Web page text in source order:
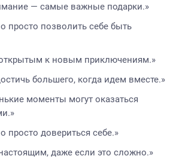
— самые важные подарки.»
просто позволить себе быть
открытым к новым приключениям.»
большего, когда идем вместе.»
моменты могут оказаться
просто довериться себе.»
даже если это сложно.»